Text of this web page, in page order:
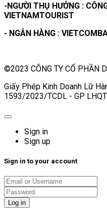
-NGƯỜI THỤ HƯỞNG :
VIETNAMTOURIST
- NGÂN HÀNG :
©2023 CÔNG TY CỔ PHẦN
Giấy Phép Kinh Doanh Lữ
1593/2023/TCDL - GP LHQT
Sign in
Sign up
Sign in to your account